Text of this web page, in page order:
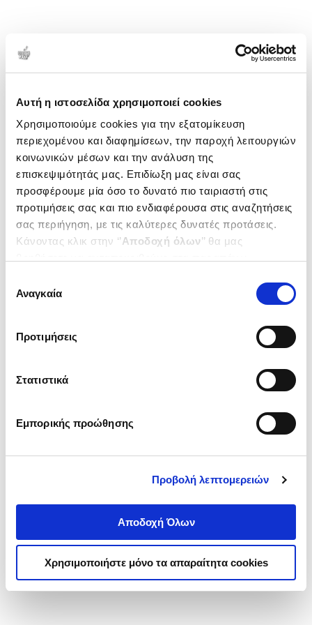
Αυτή η ιστοσελίδα χρησιμοποιεί cookies
Χρησιμοποιούμε cookies για την εξατομίκευση
περιεχομένου και διαφημίσεων, την παροχή λειτουργιών
κοινωνικών μέσων και την ανάλυση της
επισκεψιμότητάς μας. Επιδίωξη μας είναι σας
προσφέρουμε μία όσο το δυνατό πιο ταιριαστή στις
προτιμήσεις σας και πιο ενδιαφέρουσα στις αναζητήσεις
σας περιήγηση, με τις καλύτερες δυνατές προτάσεις.
Κάνοντας κλικ στην ‘’Αποδοχή όλων’’ θα μας
ενδιαφέρουν και να επιλέξετε από τα παρακάτω με την
΄΄και να ενημερωθείτε σχετικά με
συγκατάθεσης
Αναγκαία
Προτιμήσεις
Στατιστικά
Εμπορικής προώθησης
Προβολή λεπτομερειών
Αποδοχή Όλων
Χρησιμοποιήστε μόνο τα απαραίτητα cookies